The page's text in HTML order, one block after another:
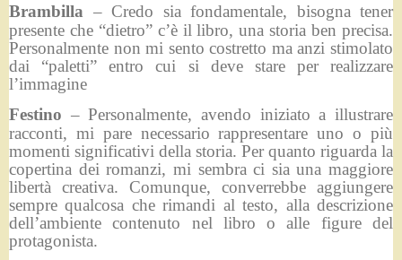
Brambilla – Credo sia fondamentale, bisogna tener
presente che “dietro” c’è il libro, una storia ben precisa.
Personalmente non mi sento costretto ma anzi stimolato
dai “paletti” entro cui si deve stare per realizzare
l’immagine
Festino – Personalmente, avendo iniziato a illustrare
racconti, mi pare necessario rappresentare uno o più
momenti significativi della storia. Per quanto riguarda la
copertina dei romanzi, mi sembra ci sia una maggiore
libertà creativa. Comunque, converrebbe aggiungere
sempre qualcosa che rimandi al testo, alla descrizione
dell’ambiente contenuto nel libro o alle figure del
protagonista.